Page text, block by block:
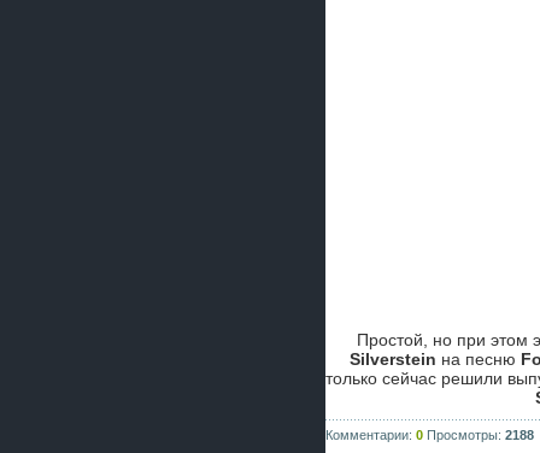
Простой, но при этом
Silverstein на песню
только сейчас решили
Комментарии: 0 Просмотры: 2188